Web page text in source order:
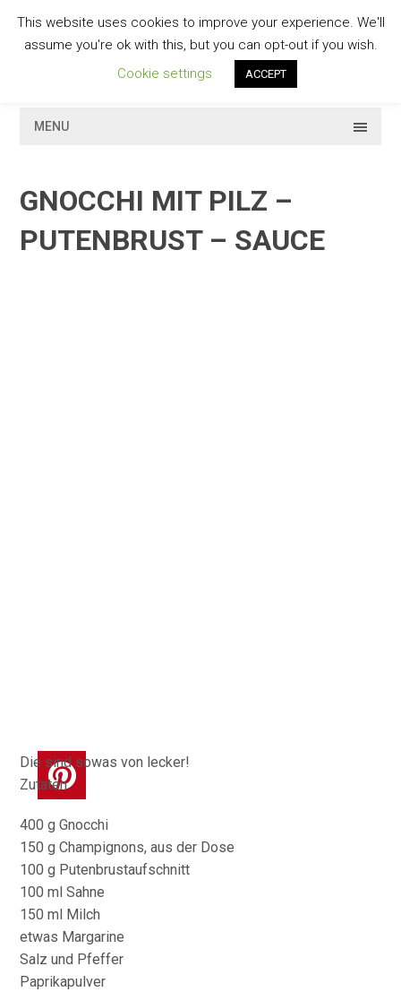
contentGESCHMACKVOLL
MENU
GNOCCHI MIT PILZ –
PUTENBRUST – SAUCE
Die sind sowas von lecker!
Zutaten
400 g Gnocchi
150 g Champignons, aus der Dose
100 g Putenbrustaufschnitt
100 ml Sahne
150 ml Milch
etwas Margarine
Salz und Pfeffer
Paprikapulver
This website uses cookies to improve your experience. We'll
assume you're ok with this, but you can opt-out if you wish.
Cookie settings
ACCEPT